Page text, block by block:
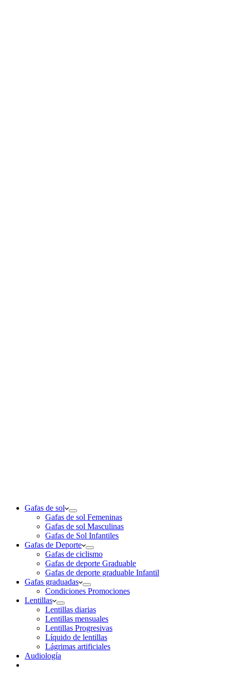
Gafas de sol
Gafas de sol Femeninas
Gafas de sol Masculinas
Gafas de Sol Infantiles
Gafas de Deporte
Gafas de ciclismo
Gafas de deporte Graduable
Gafas de deporte graduable Infantil
Gafas graduadas
Condiciones Promociones
Lentillas
Lentillas diarias
Lentillas mensuales
Lentillas Progresivas
Líquido de lentillas
Lágrimas artificiales
Audiología